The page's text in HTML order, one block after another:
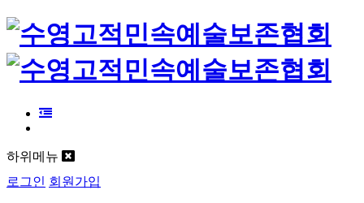
하위메뉴
로그인 회원가입